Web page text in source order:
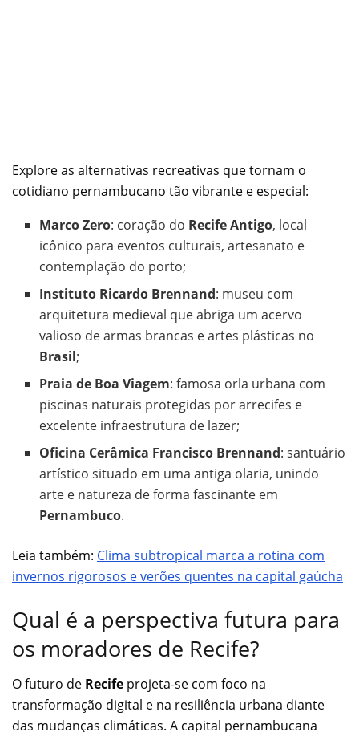
Explore as alternativas recreativas que tornam o
cotidiano pernambucano tão vibrante e especial:
Marco Zero: coração do Recife Antigo, local
icônico para eventos culturais, artesanato e
contemplação do porto;
Instituto Ricardo Brennand: museu com
arquitetura medieval que abriga um acervo
valioso de armas brancas e artes plásticas no
Brasil;
Praia de Boa Viagem: famosa orla urbana com
piscinas naturais protegidas por arrecifes e
excelente infraestrutura de lazer;
Oficina Cerâmica Francisco Brennand: santuário
artístico situado em uma antiga olaria, unindo
arte e natureza de forma fascinante em
Pernambuco.
Leia também: Clima subtropical marca a rotina com
invernos rigorosos e verões quentes na capital gaúcha
Qual é a perspectiva futura para
os moradores de Recife?
O futuro de Recife projeta-se com foco na
transformação digital e na resiliência urbana diante
das mudanças climáticas. A capital pernambucana